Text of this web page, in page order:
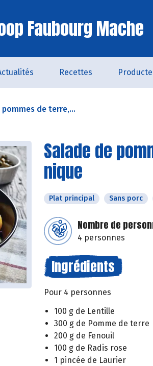
Faubourg Mache
Recettes
de terre,...
Salade de
nique
Plat principal Sans porc
Nombre de
4 personnes
Ingrédients
Pour 4 personnes
100 g de Lentille
300 g de Pomme de terre
200 g de Fenouil
100 g de Radis rose
1 pincée de Laurier